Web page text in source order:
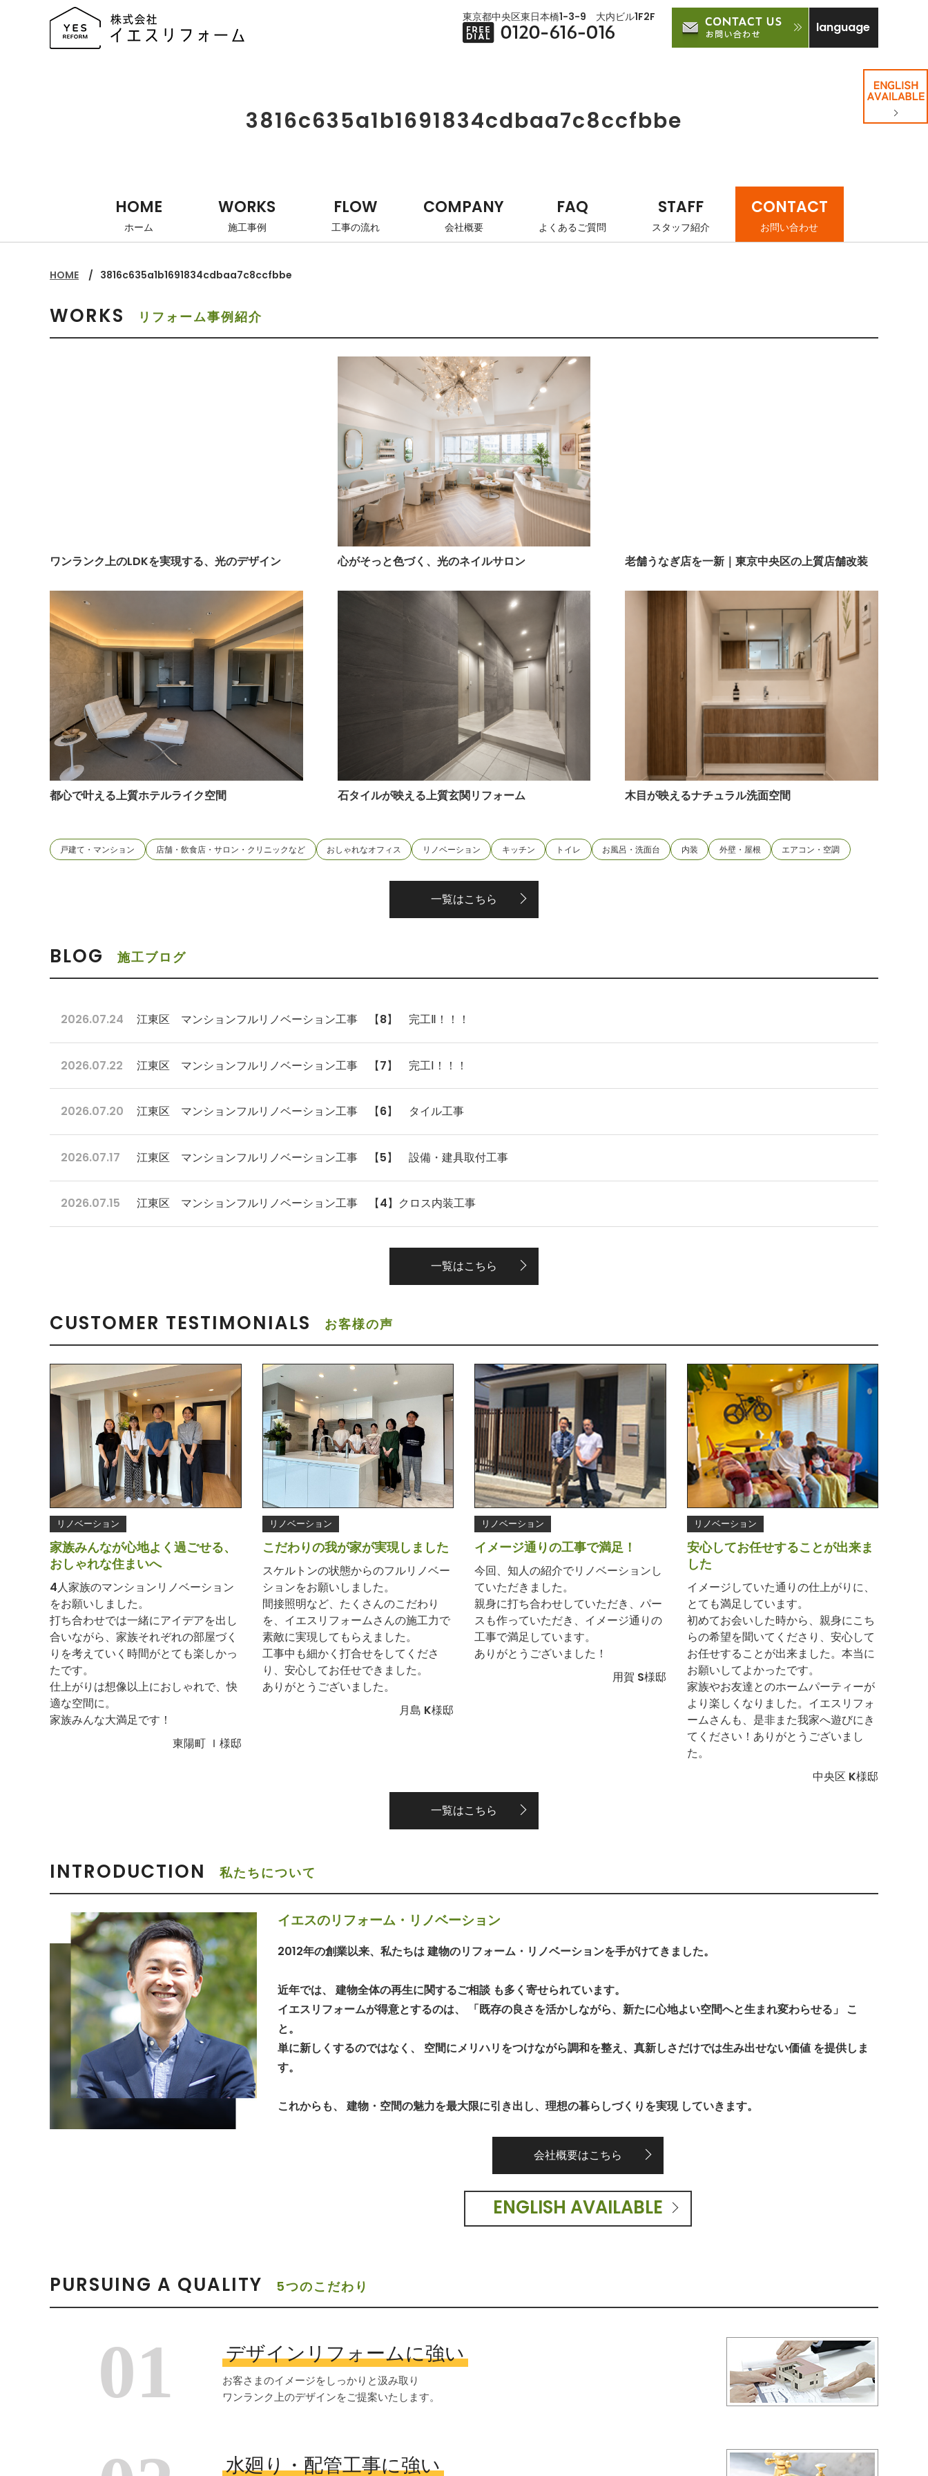
language
東京都中央区東日本橋1-3-9 大内ビル1F2F
3816c635a1b1691834cdbaa7c8ccfbbe
HOME
ホーム
WORKS
施工事例
FLOW
工事の流れ
COMPANY
会社概要
FAQ
よくあるご質問
STAFF
スタッフ紹介
CONTACT
お問い合わせ
HOME 3816c635a1b1691834cdbaa7c8ccfbbe
WORKS リフォーム事例紹介
ワンランク上のLDKを実現する、光のデザイン 心がそっと色づく、光のネイルサロン 老舗うなぎ店を一新｜東京中央区の上質店舗改装
都心で叶える上質ホテルライク空間 石タイルが映える上質玄関リフォーム 木目が映えるナチュラル洗面空間
戸建て・マンション 店舗・飲食店・サロン・クリニックなど おしゃれなオフィス リノベーション キッチン トイレ お風呂・洗面台 内装 外壁・屋根 エアコン・空調
一覧はこちら
BLOG 施工ブログ
2026.07.24 江東区 マンションフルリノベーション工事 【8】 完工Ⅱ！！！
2026.07.22 江東区 マンションフルリノベーション工事 【7】 完工Ⅰ！！！
2026.07.20 江東区 マンションフルリノベーション工事 【6】 タイル工事
2026.07.17 江東区 マンションフルリノベーション工事 【5】 設備・建具取付工事
2026.07.15 江東区 マンションフルリノベーション工事 【4】クロス内装工事
一覧はこちら
CUSTOMER TESTIMONIALS お客様の声
リノベーション
家族みんなが心地よく過ごせる、
おしゃれな住まいへ
4人家族のマンションリノベーション
をお願いしました。
打ち合わせでは一緒にアイデアを出し
合いながら、家族それぞれの部屋づく
りを考えていく時間がとても楽しかっ
たです。
仕上がりは想像以上におしゃれで、快
適な空間に。
家族みんな大満足です！
東陽町 Ｉ様邸
リノベーション
こだわりの我が家が実現しました
スケルトンの状態からのフルリノベー
ションをお願いしました。
間接照明など、たくさんのこだわり
を、イエスリフォームさんの施工力で
素敵に実現してもらえました。
工事中も細かく打合せをしてくださ
り、安心してお任せできました。
ありがとうございました。
月島 K様邸
リノベーション
イメージ通りの工事で満足！
今回、知人の紹介でリノベーションし
ていただきました。
親身に打ち合わせしていただき、パー
スも作っていただき、イメージ通りの
工事で満足しています。
ありがとうございました！
用賀 S様邸
リノベーション
安心してお任せすることが出来ま
した
イメージしていた通りの仕上がりに、
とても満足しています。
初めてお会いした時から、親身にこち
らの希望を聞いてくださり、安心して
お任せすることが出来ました。本当に
お願いしてよかったです。
家族やお友達とのホームパーティーが
より楽しくなりました。イエスリフォ
ームさんも、是非また我家へ遊びにき
てください！ありがとうございまし
た。
中央区 K様邸
一覧はこちら
INTRODUCTION 私たちについて
イエスのリフォーム・リノベーション
2012年の創業以来、私たちは 建物のリフォーム・リノベーションを手がけてきました。
近年では、 建物全体の再生に関するご相談 も多く寄せられています。
イエスリフォームが得意とするのは、 「既存の良さを活かしながら、新たに心地よい空間へと生まれ変わらせる」 こ
と。
単に新しくするのではなく、 空間にメリハリをつけながら調和を整え、真新しさだけでは生み出せない価値 を提供しま
す。
これからも、 建物・空間の魅力を最大限に引き出し、理想の暮らしづくりを実現 していきます。
会社概要はこちら
ENGLISH AVAILABLE
PURSUING A QUALITY 5つのこだわり
01 デザインリフォームに強い
お客さまのイメージをしっかりと汲み取り
ワンランク上のデザインをご提案いたします。
水廻り・配管工事に強い